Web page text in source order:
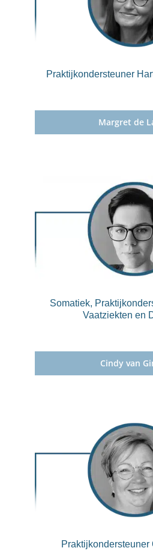
Praktijkondersteuner
Margret de
Somatiek,
Vaatziekten en
Cindy van
Praktijkondersteuner